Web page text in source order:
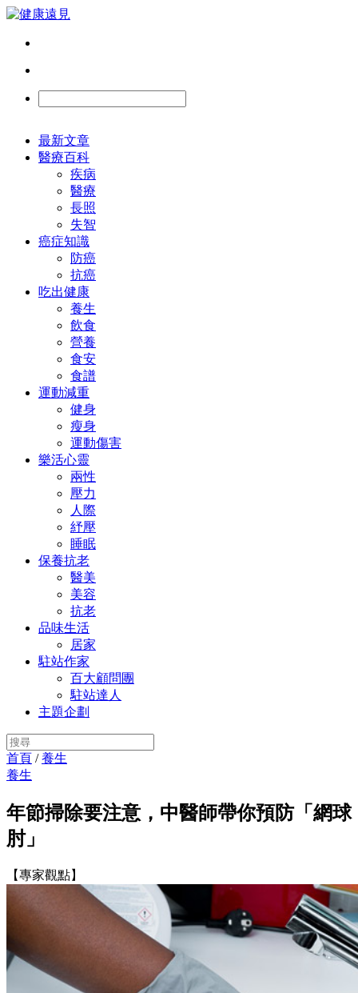
最新文章
醫療百科
疾病
醫療
長照
失智
癌症知識
防癌
抗癌
吃出健康
養生
飲食
營養
食安
食譜
運動減重
健身
瘦身
運動傷害
樂活心靈
兩性
壓力
人際
紓壓
睡眠
保養抗老
醫美
美容
抗老
品味生活
居家
駐站作家
百大顧問團
駐站達人
主題企劃
首頁 /養生
養生
年節掃除要注意，中醫師帶你預防「網球
肘」
【專家觀點】